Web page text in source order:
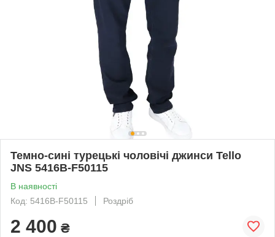
Темно-сині турецькі чоловічі джинси Tello
JNS 5416B-F50115
В наявності
Код: 5416B-F50115
Роздріб
2 400 ₴